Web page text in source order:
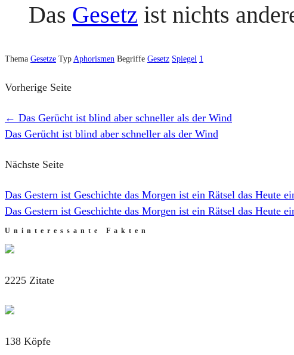
Das Gesetz ist nichts
Thema Gesetze Typ Aphorismen Begriffe Gesetz Spiegel 1
Vorherige Seite
← Das Gerücht ist blind aber schneller als der Wind
Das Gerücht ist blind aber schneller als der Wind
Nächste Seite
Das Gestern ist Geschichte das Morgen ist ein Rätsel das Heute
Das Gestern ist Geschichte das Morgen ist ein Rätsel das Heute
Uninteressante Fakten
2225 Zitate
138 Köpfe